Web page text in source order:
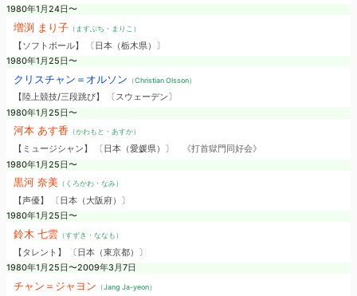
1980年1月24日〜
増渕 まり子（ますぶち・まりこ）
【ソフトボール】 〔日本（栃木県）〕
1980年1月25日〜
クリスチャン＝オルソン （Christian Olsson）
【陸上競技/三段跳び】 〔スウェーデン〕
1980年1月25日〜
河本 あす香 （かわもと・あすか）
【ミュージシャン】 〔日本（愛媛県）〕
《打首獄門同好会》
1980年1月25日〜
黒河 奈美（くろかわ・なみ）
【声優】 〔日本（大阪府）〕
1980年1月25日〜
鈴木 七雲（すずき・ななも）
【タレント】 〔日本（東京都）〕
1980年1月25日〜2009年3月7日
チャン＝ジャヨン （Jang Ja-yeon）